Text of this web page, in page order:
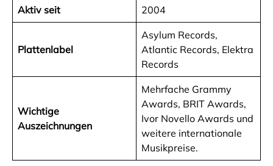
Aktiv seit 2004
Plattenlabel
Asylum Records,
Atlantic Records, Elektra
Records
Wichtige
Auszeichnungen
Mehrfache Grammy
Awards, BRIT Awards,
Ivor Novello Awards und
weitere internationale
Musikpreise.